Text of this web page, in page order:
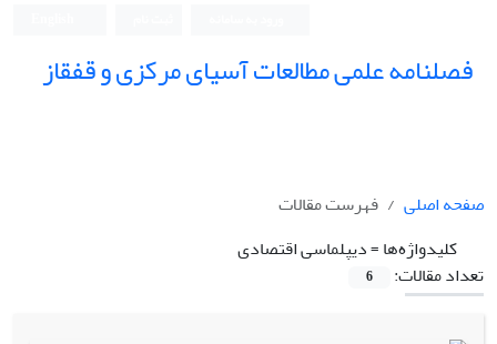
فصلنامه علمی مطالعات آسیای مرکزی و قفقاز
صفحه اصلی
فهرست مقالات
کلیدواژه‌ها =دیپلماسی اقتصادی
تعداد مقالات:
6